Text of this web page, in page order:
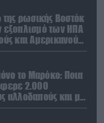
της ρωσικής Βοστόκ
εξοπλισμό των ΗΠΑ
και Αμερικανούς
– Δείτε βίντεο
το Μαρόκο: Ποια
2.000
αλλοδαπούς και με
Ισπανία